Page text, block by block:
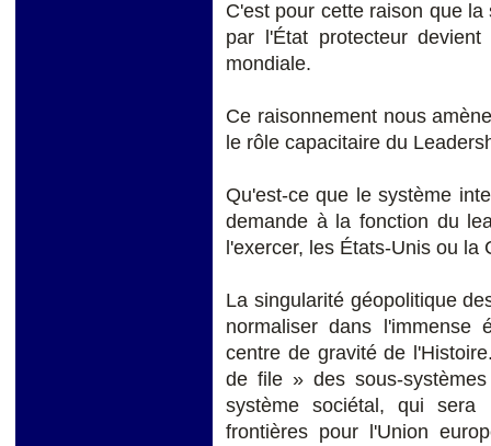
C'est pour cette raison que
par l'État protecteur
mondiale.
Ce raisonnement nous
le rôle capacitaire du
Qu'est-ce que le système
demande à la fonction du
l'exercer, les États-Unis ou la
La singularité géopolitique
normaliser dans l'immense
centre de gravité de
de file » des sous-
système sociétal, qui sera
frontières pour l'Union